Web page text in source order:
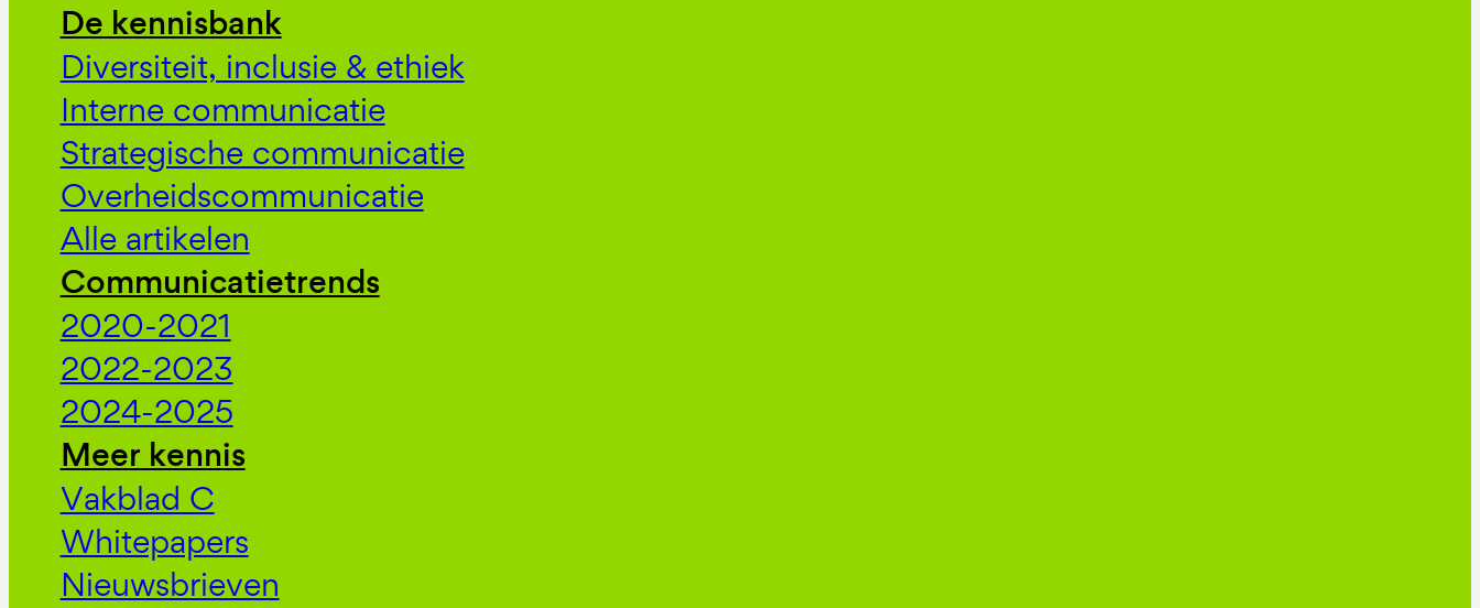
De kennisbank
Diversiteit, inclusie & ethiek
Interne communicatie
Strategische communicatie
Overheidscommunicatie
Alle artikelen
Communicatietrends
2020-2021
2022-2023
2024-2025
Meer kennis
Vakblad C
Whitepapers
Nieuwsbrieven